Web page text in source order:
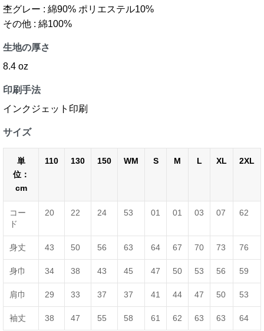
杢グレー : 綿90% ポリエステル10%
その他 : 綿100%
生地の厚さ
8.4 oz
印刷手法
インクジェット印刷
サイズ
単
位：
cm
110 130 150 WM S M L XL 2XL
コー
ド
20 22 24 53 01 01 03 07 62
身丈 43 50 56 63 64 67 70 73 76
身巾 34 38 43 45 47 50 53 56 59
肩巾 29 33 37 37 41 44 47 50 53
袖丈 38 47 55 58 61 62 63 63 64